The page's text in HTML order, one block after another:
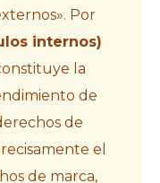
Por
internos)
la
de
de
el
de marca,